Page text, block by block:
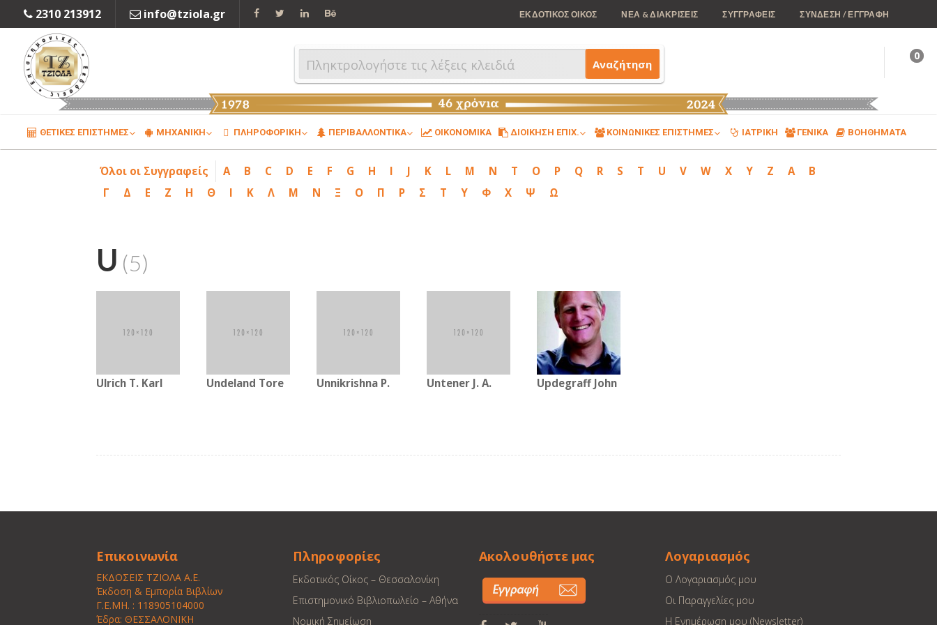
info@tziola.gr
2310 213912 ΕΚΔΟΤΙΚΟΣ ΟΙΚΟΣ ΝΕΑ & ΔΙΑΚΡΙΣΕΙΣ ΣΥΓΓΡΑΦΕΙΣ ΣΥΝΔΕΣΗ / ΕΓΓΡΑΦΗ
Αναζήτηση
0
ΘΕΤΙΚΕΣ ΕΠΙΣΤΗΜΕΣ ΜΗΧΑΝΙΚΗ ΠΛΗΡΟΦΟΡΙΚΗ ΠΕΡΙΒΑΛΛΟΝΤΙΚΑ ΟΙΚΟΝΟΜΙΚΑ ΔΙΟΙΚΗΣΗ ΕΠΙΧ. ΚΟΙΝΩΝΙΚΕΣ ΕΠΙΣΤΗΜΕΣ ΙΑΤΡΙΚΗ ΓΕΝΙΚΑ ΒΟΗΘΗΜΑΤΑ
Όλοι οι Συγγραφείς A B C D E F G H I J K L M N T O P Q R S T U V W X Y Z Α
Β
Γ
Δ Ε Ζ Η Θ Ι Κ Λ Μ Ν Ξ Ο Π Ρ Σ Τ Υ Φ Χ Ψ Ω
U (5)
Ulrich T. Karl Undeland Tore Unnikrishna P. Untener J. A. Updegraff John
Επικοινωνία
ΕΚΔΟΣΕΙΣ ΤΖΙΟΛΑ Α.Ε.
Έκδοση & Εμπορία Βιβλίων
Γ.Ε.ΜΗ. : 118905104000
Έδρα: ΘΕΣΣΑΛΟΝΙΚΗ
Πληροφορίες
Εκδοτικός Οίκος – Θεσσαλονίκη
Επιστημονικό Βιβλιοπωλείο – Αθήνα
Νομική Σημείωση
Ακολουθήστε μας Λογαριασμός
Ο Λογαριασμός μου
Οι Παραγγελίες μου
Η Ενημέρωση μου (Newsletter)